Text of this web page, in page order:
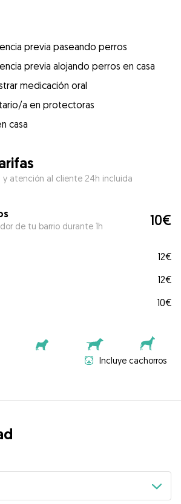
previa paseando perros
previa alojando perros en casa
medicación oral
a en protectoras
casa
y atención al cliente 24h incluida
de tu barrio durante 1h 10€
12€
12€
10€
Incluye cachorros